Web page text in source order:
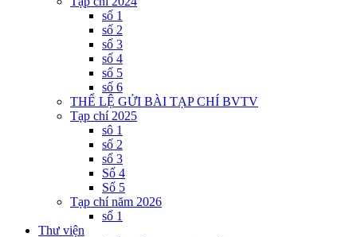
số 1
số 2
số 3
số 4
số 5
số 6
THỂ LỆ GỬI BÀI TẠP CHÍ BVTV
Tạp chí 2025
sô 1
số 2
số 3
Số 4
Số 5
Tạp chí năm 2026
số 1
Thư viện